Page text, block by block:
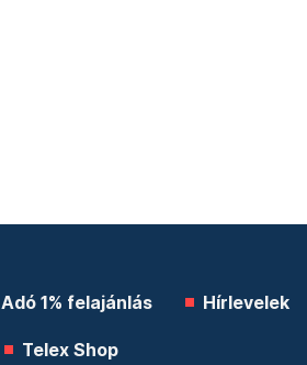
Adó 1% felajánlás Hírlevelek
Telex Shop